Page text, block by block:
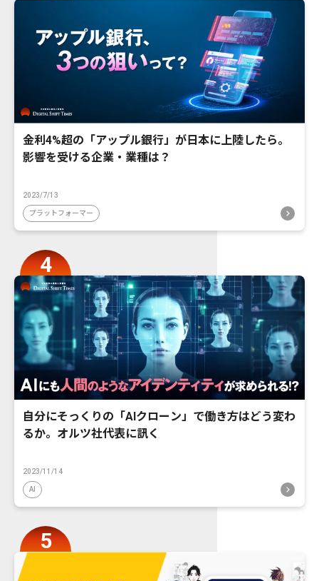
金利4%超の「アップル銀行」が日本に上陸したら。
影響を受ける企業・業種は？
2023/7/13
プラットフォーマー
自分にそっくりの「AIクローン」で働き方はどう変わ
るか。オルツ社代表に訊く
2023/11/14
AI